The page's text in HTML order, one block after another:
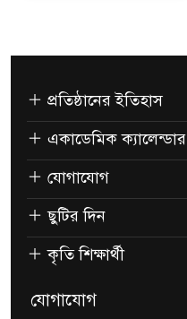
প্রতিষ্ঠানের ইতিহাস
একাডেমিক ক্যালেন্ডার
যোগাযোগ
ছুটির দিন
কৃতি শিক্ষার্থী
যোগাযোগ